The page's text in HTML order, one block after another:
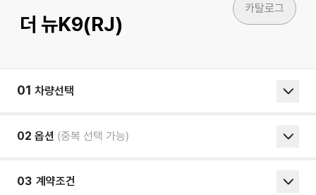
더 뉴K9(RJ)
카탈로그
01 차량선택
02 옵션 (중복 선택 가능)
03 계약조건